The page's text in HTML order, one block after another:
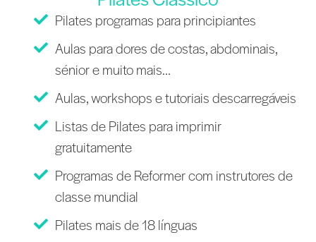
Pilates programas para principiantes
Aulas para dores de costas, abdominais,
sénior e muito mais...
Aulas, workshops e tutoriais descarregáveis
Listas de Pilates para imprimir
gratuitamente
Programas de Reformer com instrutores de
classe mundial
Pilates mais de 18 línguas